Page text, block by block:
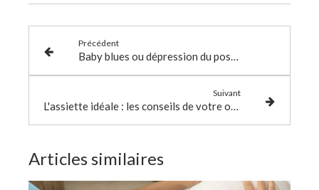
Précédent
Baby blues ou dépression du post-partum
Suivant
L'assiette idéale : les conseils de votre ostéo
Articles similaires